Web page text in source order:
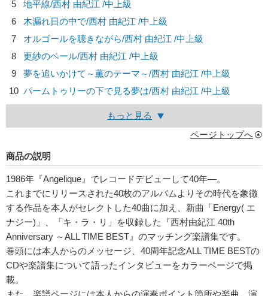
5
地平線/西村 由紀江 /中上級
6
木漏れ日の中で/西村 由紀江 /中上級
7
オルゴールを聴きながら/西村 由紀江 /中上級
8
更紗のベール/西村 由紀江 /中上級
9
夢を追いかけて～薫のテーマ～/西村 由紀江 /中上級
10 パームトゥリーの下で見る夢は/西村 由紀江 /中上級
もっと見る
ページトップへ
商品の説明
1986年『Angelique』でレコードデビューして40年―。
これまでにリリースされた40枚のアルバムよりその時代を象徴
する作品を本人がセレクトした40曲に加え、新曲「Energy( エ
ナジー)」、「キ・ラ・リ」を収録した『西村由紀江 40th
Anniversary ～ALL TIME BEST』のマッチング楽譜集です。
巻頭には本人からのメッセージ、40周年記念ALL TIME BESTの
CDや楽譜集について語ったインタビューをカラーページで掲
載。
また、楽譜ページには本人からの演奏ポイント箇所や楽曲、演